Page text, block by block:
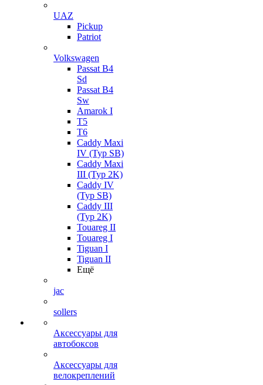
UAZ
Pickup
Patriot
Volkswagen
Passat B4
Sd
Passat B4
Sw
Amarok I
T5
T6
Caddy Maxi
IV (Typ SB)
Caddy Maxi
III (Typ 2K)
Caddy IV
(Typ SB)
Caddy III
(Typ 2K)
Touareg II
Touareg I
Tiguan I
Tiguan II
Ещё
jac
sollers
Аксессуары для
автобоксов
Аксессуары для
велокреплений